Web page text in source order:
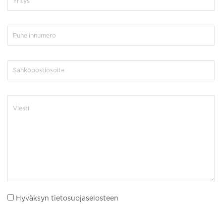
Hyväksyn tietosuojaselosteen